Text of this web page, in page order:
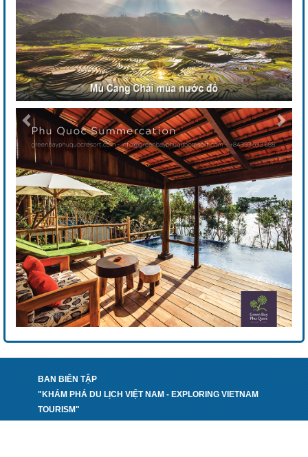
BAN BIÊN TẬP
"KHÁM PHÁ DU LỊCH VIỆT NAM - EXPLORING VIETNAM
TOURISM"